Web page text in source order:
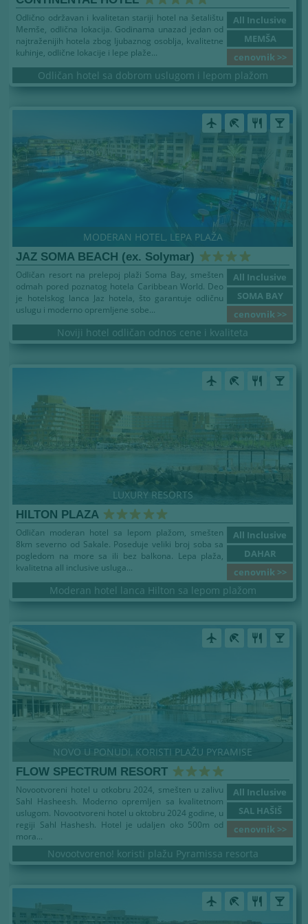
All Inclusive
MEMŠA
cenovnik >>
Odlično održavan i kvalitetan stariji hotel na šetalištu
Memše, odlična lokacija. Godinama unazad jedan od
najtraženijih hotela zbog ljubaznog osoblja, kvalitetne
kuhinje, odlične lokacije i lepe plaže...
Odličan hotel sa dobrom uslugom i lepom plažom
airplanemode_active beach_access restaurant local_bar
MODERAN HOTEL, LEPA PLAŽA
JAZ SOMA BEACH (ex. Solymar)
All Inclusive
SOMA BAY
cenovnik >>
Odličan resort na prelepoj plaži Soma Bay, smešten
odmah pored poznatog hotela Caribbean World. Deo
je hotelskog lanca Jaz hotela, što garantuje odličnu
uslugu i moderno opremljene sobe...
Noviji hotel odličan odnos cene i kvaliteta
airplanemode_active beach_access restaurant local_bar
LUXURY RESORTS
HILTON PLAZA
All Inclusive
DAHAR
cenovnik >>
Odličan moderan hotel sa lepom plažom, smešten
8km severno od Sakale. Poseduje veliki broj soba sa
pogledom na more sa ili bez balkona. Lepa plaža,
kvalitetna all inclusive usluga...
Moderan hotel lanca Hilton sa lepom plažom
airplanemode_active beach_access restaurant local_bar
NOVO U PONUDI, KORISTI PLAŽU PYRAMISE
FLOW SPECTRUM RESORT
All Inclusive
SAL HAŠIŠ
cenovnik >>
Novootvoreni hotel u otkobru 2024, smešten u zalivu
Sahl Hasheesh. Moderno opremljen sa kvalitetnom
uslugom. Novootvoreni hotel u oktobru 2024 godine, u
regiji Sahl Hashesh. Hotel je udaljen oko 500m od
mora...
Novootvoreno! koristi plažu Pyramissa resorta
airplanemode_active beach_access restaurant local_bar